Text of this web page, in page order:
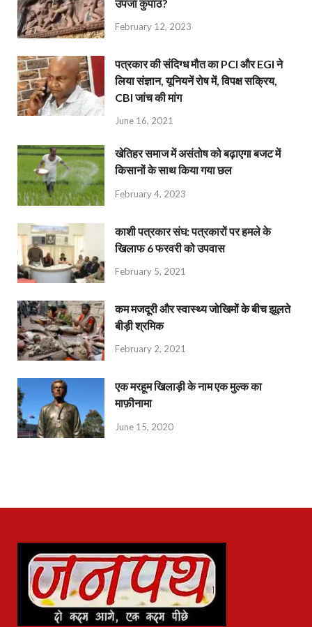
उपजा कुपाठ?
February 12, 2023
पत्रकार की संदिग्ध मौत का PCI और EGI ने
लिया संज्ञान, यूनियनें रोष में, विपक्ष सक्रिय,
CBI जांच की मांग
June 16, 2021
खेतिहर समाज में असंतोष को बढ़ाएगा बजट में
किसानों के साथ किया गया छल
February 4, 2023
काशी पत्रकार संघ: पत्रकारों पर हमले के
खिलाफ 6 फरवरी को उपवास
February 5, 2021
कम मजदूरी और स्वास्थ्य जोखिमों के बीच झूलते
बीड़ी श्रमिक
February 2, 2021
एक मरहूम खिलाड़ी के नाम एक मुल्क का
माफ़ीनामा
June 15, 2020